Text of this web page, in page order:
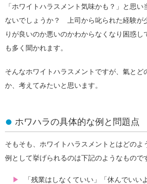
「ホワイトハラスメント気味かも？」と思
ないでしょうか？ 上司から叱られた経験が
りが良いのか悪いのかわからなくなり困惑し
も多く聞かれます。
そんなホワイトハラスメントですが、氣とど
か、考えてみたいと思います。
ホワハラの具体的な例と問題点
そもそも、ホワイトハラスメントとはどのよ
例として挙げられるのは下記のようなもので
「残業はしなくていい」「休んでいい